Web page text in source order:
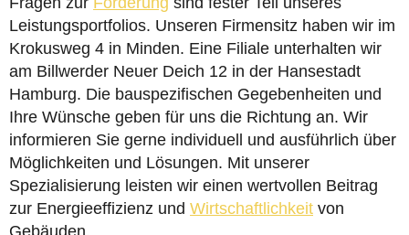
Leistungsportfolios. Unseren Firmensitz haben wir im
Krokusweg 4 in Minden. Eine Filiale unterhalten wir
am Billwerder Neuer Deich 12 in der Hansestadt
Hamburg. Die bauspezifischen Gegebenheiten und
Ihre Wünsche geben für uns die Richtung an. Wir
informieren Sie gerne individuell und ausführlich über
Möglichkeiten und Lösungen. Mit unserer
Spezialisierung leisten wir einen wertvollen Beitrag
zur Energieeffizienz und Wirtschaftlichkeit von
Gebäuden.